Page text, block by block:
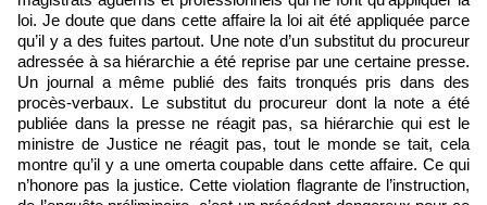
loi. Je doute que dans cette affaire la loi ait été appliquée parce
qu’il y a des fuites partout. Une note d’un substitut du procureur
adressée à sa hiérarchie a été reprise par une certaine presse.
Un journal a même publié des faits tronqués pris dans des
procès-verbaux. Le substitut du procureur dont la note a été
publiée dans la presse ne réagit pas, sa hiérarchie qui est le
ministre de Justice ne réagit pas, tout le monde se tait, cela
montre qu’il y a une omerta coupable dans cette affaire. Ce qui
n’honore pas la justice. Cette violation flagrante de l’instruction,